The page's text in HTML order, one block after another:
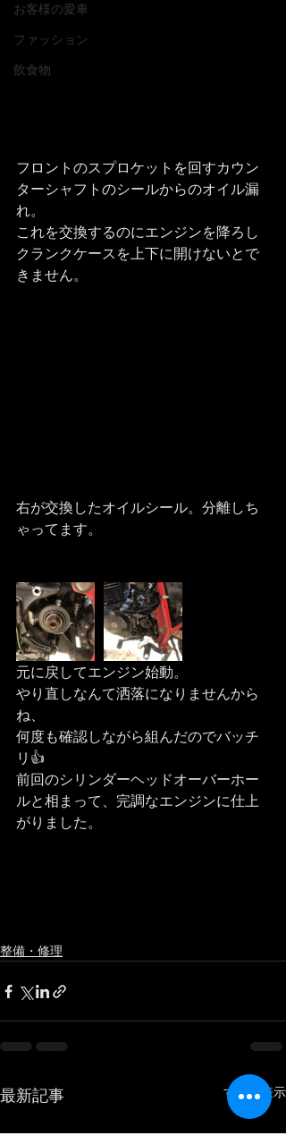
お客様の愛車
ファッション
飲食物
フロントのスプロケットを回すカウン
ターシャフトのシールからのオイル漏
れ。
これを交換するのにエンジンを降ろし
クランクケースを上下に開けないとで
きません。
右が交換したオイルシール。分離しち
ゃってます。
元に戻してエンジン始動。
やり直しなんて洒落になりませんから
ね、
何度も確認しながら組んだのでバッチ
リ👍
前回のシリンダーヘッドオーバーホー
ルと相まって、完調なエンジンに仕上
がりました。
整備・修理
最新記事 すべて表示